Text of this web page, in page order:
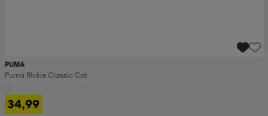
PUMA
Puma Rickie Classic Cat
34,99